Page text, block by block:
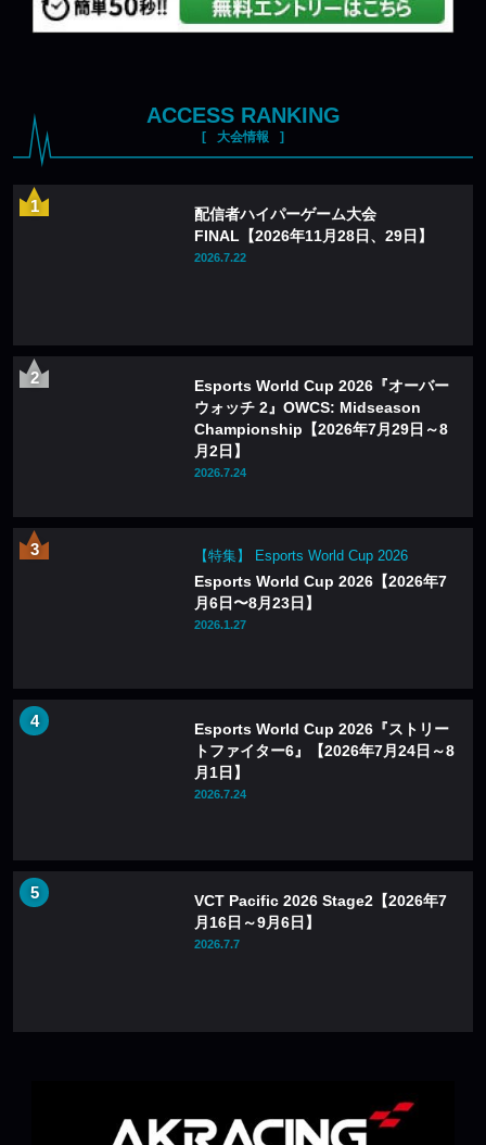
ACCESS RANKING
大会情報
配信者ハイパーゲーム大会
FINAL【2026年11月28日、29日】
2026.7.22
Esports World Cup 2026『オーバー
ウォッチ 2』OWCS: Midseason
Championship【2026年7月29日～8
月2日】
2026.7.24
【特集】 Esports World Cup 2026
Esports World Cup 2026【2026年7
月6日〜8月23日】
2026.1.27
Esports World Cup 2026『ストリー
トファイター6』【2026年7月24日～8
月1日】
2026.7.24
VCT Pacific 2026 Stage2【2026年7
月16日～9月6日】
2026.7.7